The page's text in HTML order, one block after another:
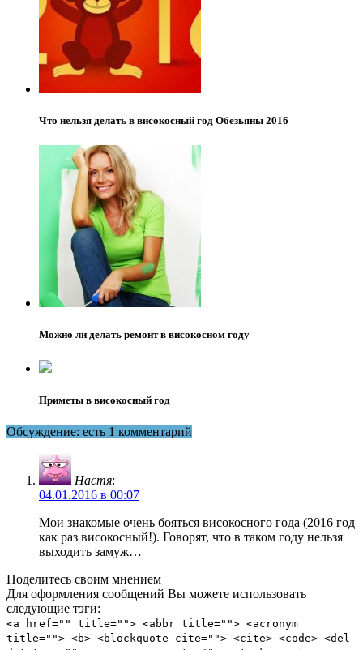
Что нельзя делать в високосный год Обезьяны 2016
Можно ли делать ремонт в високосном году
Приметы в високосный год
Обсуждение: есть 1 комментарий
Настя:
04.01.2016 в 00:07
Мои знакомые очень бояться високосного года (2016 год
как раз високосный!). Говорят, что в таком году нельзя
выходить замуж…
Поделитесь своим мнением
Для оформления сообщений Вы можете использовать
следующие тэги:
<a href="" title=""> <abbr title=""> <acronym
title=""> <b> <blockquote cite=""> <cite> <code> <del